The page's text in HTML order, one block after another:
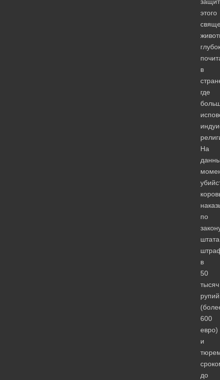
этого
в
где
На
по
штата
в
50
тысяч
рупий
600
евро)
и
до